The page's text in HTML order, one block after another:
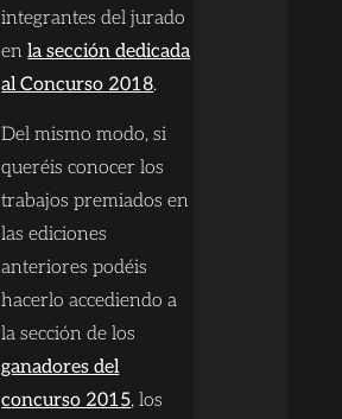
integrantes del jurado
enla sección dedicada
al Concurso 2018.
Del mismo modo, si
queréis conocer los
trabajos premiados en
las ediciones
anteriores podéis
hacerlo accediendo a
la sección de los
ganadores del
concurso 2015, los